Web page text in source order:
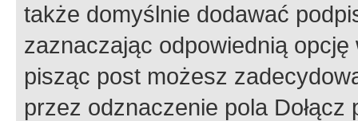
także domyślnie dodawać
zaznaczając odpowiednią
pisząc post możesz
przez odznaczenie pola